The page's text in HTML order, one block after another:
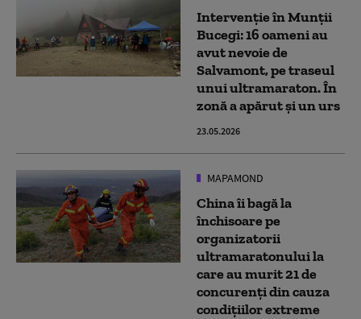
Intervenție în Munții
Bucegi: 16 oameni au
avut nevoie de
Salvamont, pe traseul
unui ultramaraton. În
zonă a apărut și un urs
23.05.2026
MAPAMOND
China îi bagă la
închisoare pe
organizatorii
ultramaratonului la
care au murit 21 de
concurenţi din cauza
condițiilor extreme